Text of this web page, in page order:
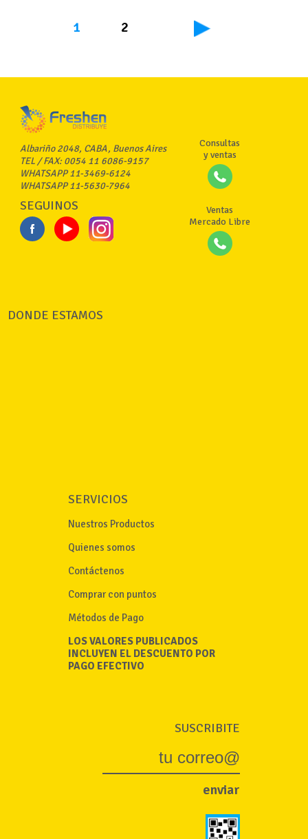
1 2
Albariño 2048, CABA, Buenos Aires
TEL / FAX: 0054 11 6086-9157
WHATSAPP 11-3469-6124
WHATSAPP 11-5630-7964
SEGUINOS
Consultas
y ventas
Ventas
Mercado Libre
DONDE ESTAMOS
SERVICIOS
Nuestros Productos
Quienes somos
Contáctenos
Comprar con puntos
Métodos de Pago
LOS VALORES PUBLICADOS
INCLUYEN EL DESCUENTO POR
PAGO EFECTIVO
SUSCRIBITE
enviar